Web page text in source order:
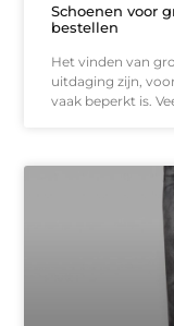
Schoenen voor
bestellen
Het vinden van
uitdaging zijn,
vaak beperkt is.